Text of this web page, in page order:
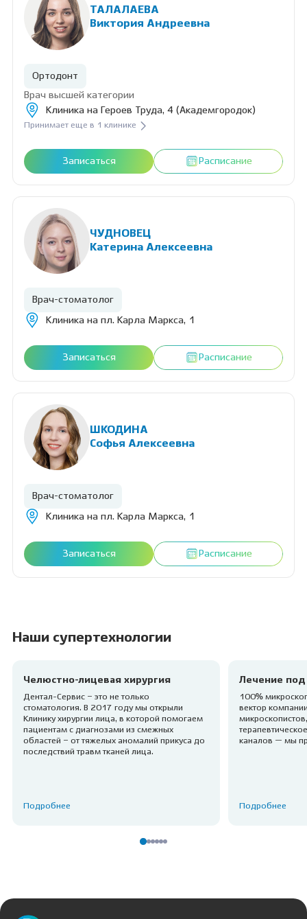
ТАЛАЛАЕВА
Виктория Андреевна
Ортодонт
Врач высшей категории
Клиника на Героев Труда, 4 (Академгородок)
Принимает еще в 1 клинике
Записаться Расписание
ЧУДНОВЕЦ
Катерина Алексеевна
Врач-стоматолог
Клиника на пл. Карла Маркса, 1
Записаться Расписание
ШКОДИНА
Софья Алексеевна
Врач-стоматолог
Клиника на пл. Карла Маркса, 1
Записаться Расписание
Наши супертехнологии
Челюстно-лицевая хирургия
Дентал-Сервис – это не только
стоматология. В 2017 году мы открыли
Клинику хирургии лица, в которой помогаем
пациентам с диагнозами из смежных
областей – от тяжелых аномалий прикуса до
последствий травм тканей лица.
Подробнее
Лечение
100%
вектор
каналов — мы
Подробнее